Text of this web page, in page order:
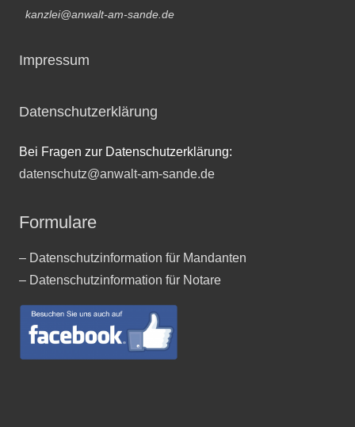
kanzlei@anwalt-am-sande.de
Impressum
Datenschutzerklärung
Bei Fragen zur Datenschutzerklärung:
datenschutz@anwalt-am-sande.de
Formulare
– Datenschutzinformation für Mandanten
– Datenschutzinformation für Notare